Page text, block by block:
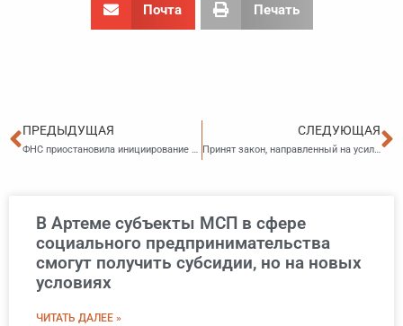
Почта Печать
Пред
ПРЕДЫДУЩАЯ
ФНС приостановила инициирование банкротства должников
СЛЕДУЮЩАЯ
Принят закон, направленный на усиление мер борьбы с преступлениями против половой неприкосновенности детей
В Артеме субъекты МСП в сфере
социального предпринимательства
смогут получить субсидии, но на новых
условиях
ЧИТАТЬ ДАЛЕЕ »